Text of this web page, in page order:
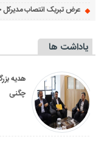
عرض تبریک انتصاب مدیرکل
یاداشت ها
هدیه
چگنی